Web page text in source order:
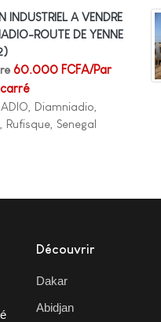
INDUSTRIEL A VENDRE
ROUTE DE YENNE
60.000 FCFA/Par
Diamniadio,
Rufisque, Senegal
Découvrir
Dakar
Abidjan